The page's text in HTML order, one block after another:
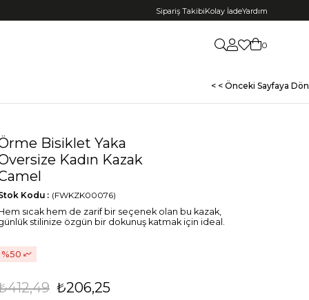
Sipariş TakibiKolay İadeYardım
0
< < Önceki Sayfaya Dön
Bisiklet Yaka
Kadın Kazak
(FWKZK00076)
Kodu
sıcak hem de zarif bir seçenek olan bu kazak,
stilinize özgün bir dokunuş katmak için ideal.
50
₺206,25